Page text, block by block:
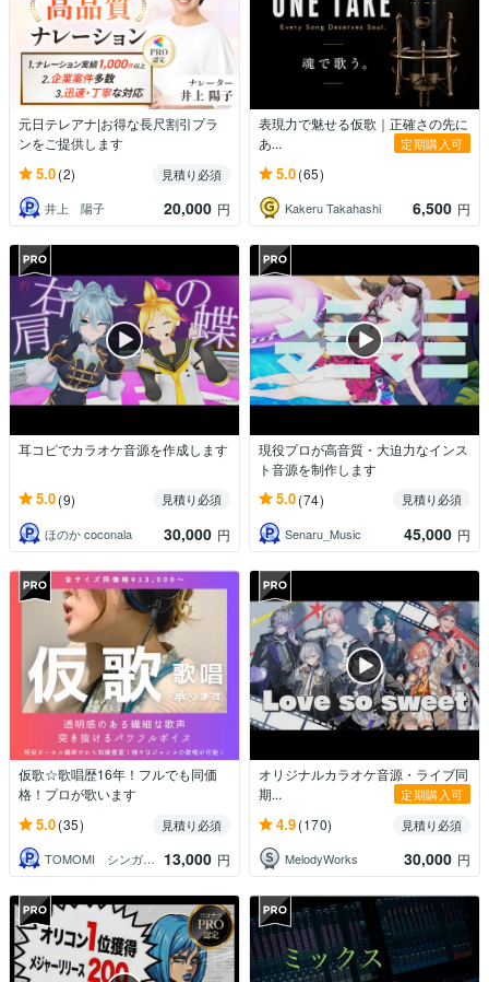
元日テレアナ|お得な長尺割引プラ
ンをご提供します
5.0(2)
見積り必須
井上 陽子
20,000 円
表現力で魅せる仮歌｜正確さの先に
あ...
定期購入可
5.0(65)
Kakeru Takahashi 6,500 円
耳コピでカラオケ音源を作成します
5.0(9)
見積り必須
ほのか coconala
30,000 円
現役プロが高音質・大迫力なインス
ト音源を制作します
5.0(74)
見積り必須
Senaru_Music
45,000 円
仮歌☆歌唱歴16年！フルでも同価
格！プロが歌います
5.0(35)
見積り必須
TOMOMI シンガー・ボーカル講師
13,000 円
オリジナルカラオケ音源・ライブ同
期...
定期購入可
4.9(170)
見積り必須
MelodyWorks
30,000 円